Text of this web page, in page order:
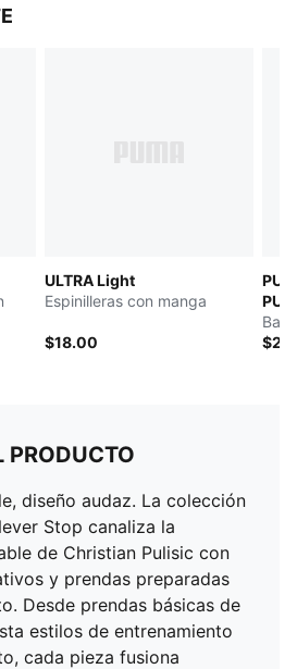
ULTRA Light
Espinilleras con manga
$18.00
PRODUCTO
diseño audaz. La colección
Stop canaliza la
de Christian Pulisic con
y prendas preparadas
Desde prendas básicas de
estilos de entrenamiento
cada pieza fusiona